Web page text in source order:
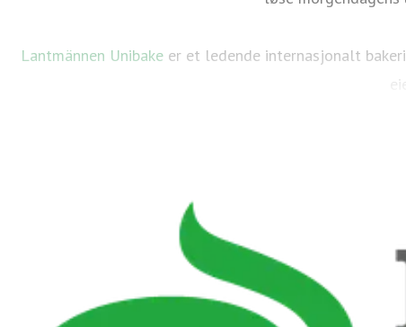
Lantmännen Unibakeer et ledende internasjonalt